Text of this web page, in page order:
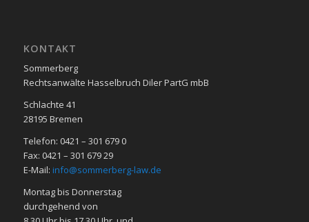
KON­TAKT
Sommerberg
Rechtsanwälte Hasselbruch Diler PartG mbB
Schlachte 41
28195 Bre­men
Telefon: 0421 – 301 679 0
Fax: 0421 – 301 679 29
E-Mail: info@sommerberg-law.de
Mon­tag bis Don­ners­tag
durch­ge­hend von